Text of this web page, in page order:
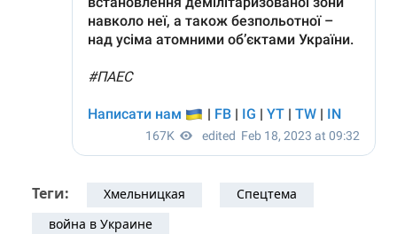
Теги: Хмельницкая
Спецтема
война в Украине